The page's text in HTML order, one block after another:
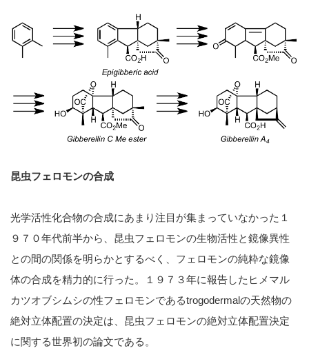
昆虫フェロモンの合成
光学活性化合物の合成にあまり注目が集まっていなかった１
９７０年代前半から、昆虫フェロモンの生物活性と鏡像異性
との間の関係を明らかとするべく、フェロモンの純粋な鏡像
体の合成を精力的に行った。１９７３年に報告したヒメマル
カツオブシムシの性フェロモンであるtrogodermalの天然物の
絶対立体配置の決定は、昆虫フェロモンの絶対立体配置決定
に関する世界初の論文である。